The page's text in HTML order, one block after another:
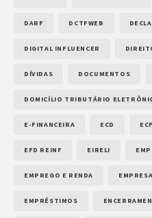
DARF DCTFWEB
DIGITAL INFLUENCER
DÍVIDAS DOCUMENTOS
DOMICÍLIO TRIBUTÁRIO
E-FINANCEIRA ECD ECF
EFD REINF EIRELI
EMPREGO E RENDA
EMPRÉSTIMOS